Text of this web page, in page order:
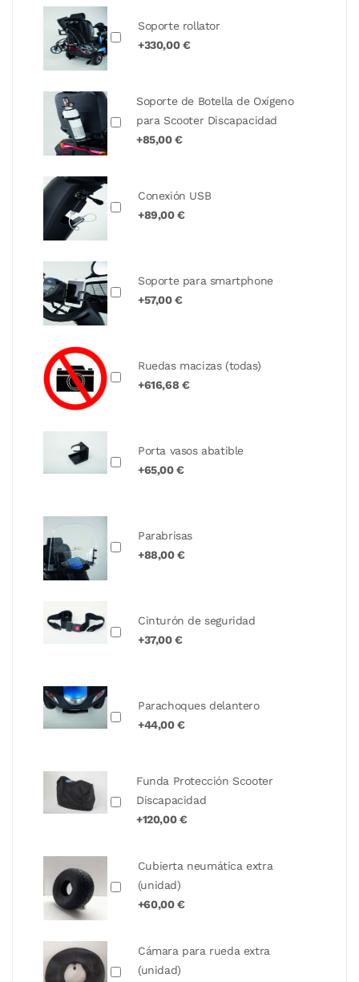
Soporte rollator
+330,00 €
Soporte de Botella de Oxígeno
para Scooter Discapacidad
+85,00 €
Conexión USB
+89,00 €
Soporte para smartphone
+57,00 €
Ruedas macizas (todas)
+616,68 €
Porta vasos abatible
+65,00 €
Parabrisas
+88,00 €
Cinturón de seguridad
+37,00 €
Parachoques delantero
+44,00 €
Funda Protección Scooter
Discapacidad
+120,00 €
Cubierta neumática extra
(unidad)
+60,00 €
Cámara para rueda extra
(unidad)